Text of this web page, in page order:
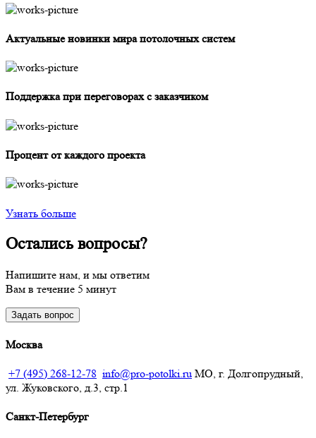
Актуальные новинки мира потолочных систем
Поддержка при переговорах с заказчиком
Процент от каждого проекта
Узнать больше
Остались вопросы?
Напишите нам, и мы ответим
Вам в течение 5 минут
Задать вопрос
Москва
+7 (495) 268-12-78 info@pro-potolki.ru МО, г. Долгопрудный,
ул. Жуковского, д.3, стр.1
Санкт-Петербург